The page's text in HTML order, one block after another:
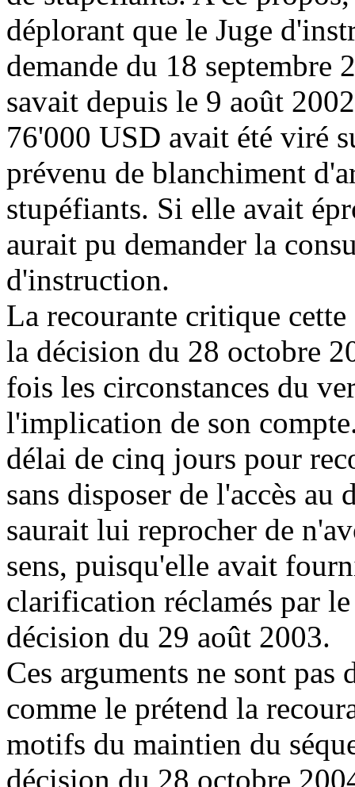
déplorant que le Juge
demande du 18 septembre
savait depuis le 9 août
76'000 USD avait été viré
prévenu de blanchiment
stupéfiants. Si elle avait
aurait pu demander la
d'instruction.
La recourante critique
la décision du 28 octobre
fois les circonstances du
l'implication de son
délai de cinq jours pour
sans disposer de l'accès
saurait lui reprocher de
sens, puisqu'elle avait
clarification réclamés par
décision du 29 août 2003.
Ces arguments ne sont pas
comme le prétend la
motifs du maintien du
décision du 28 octobre